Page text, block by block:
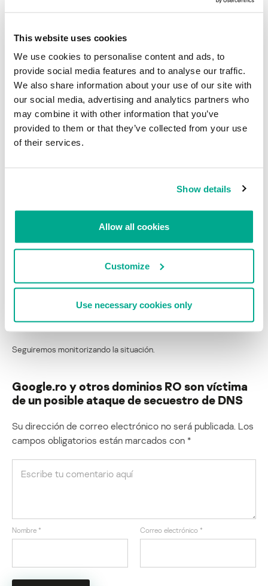
This website uses cookies
We use cookies to personalise content and ads, to
provide social media features and to analyse our traffic.
We also share information about your use of our site with
our social media, advertising and analytics partners who
may combine it with other information that you’ve
provided to them or that they’ve collected from your use
of their services.
Show details
Allow all cookies
Customize
Use necessary cookies only
ACTUALIZACIÓN 5después de analizar la última evidencia, parece
que la explicación más probable para el incidente de
secuestro/envenenamiento de DNS de hoy sea que el Registro de
Alto Nivel de Dominios Rumanos (RoTLD) está comprometido. A
principios de este mes se vio un incidente similar en el Registro de
google.ro
microsoft.ro
kaspersky.ro
hotmail.ro
Seguiremos monitorizando la situación.
Google.ro y otros dominios RO son víctima
de un posible ataque de secuestro de DNS
Su dirección de correo electrónico no será publicada. Los
campos obligatorios están marcados con *
Nombre * Correo electrónico *